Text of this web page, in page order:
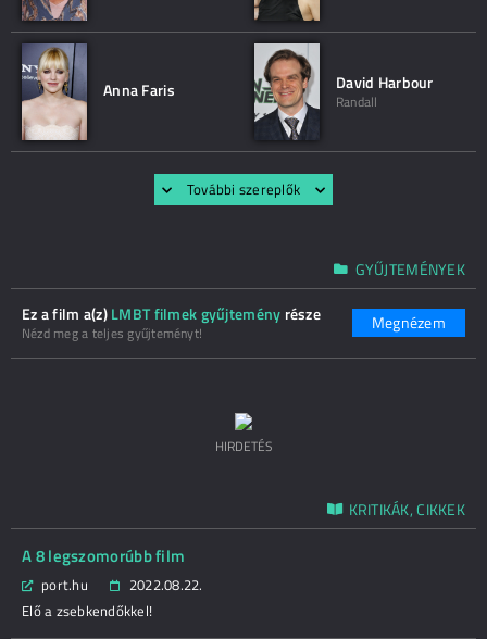
Anna Faris David Harbour
Randall
További szereplők
GYŰJTEMÉNYEK
Ez a film a(z)LMBT filmek gyűjtemény része
Nézd meg a teljes gyűjteményt! Megnézem
HIRDETÉS
KRITIKÁK, CIKKEK
A 8 legszomorúbb film
port.hu
2022.08.22.
Elő a zsebkendőkkel!